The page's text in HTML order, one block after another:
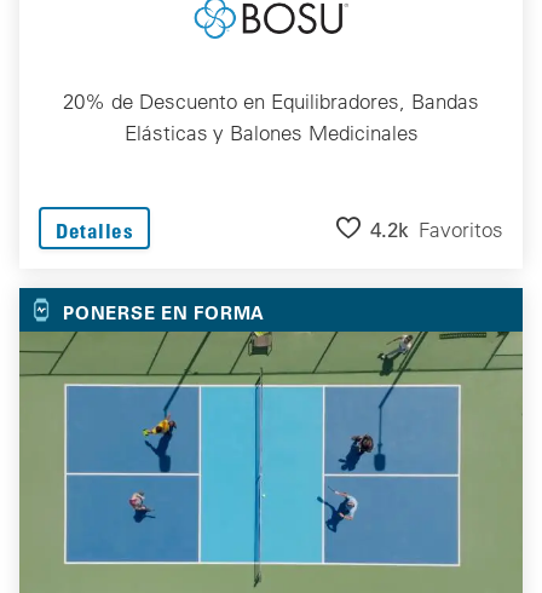
20% de Descuento en Equilibradores, Bandas
Elásticas y Balones Medicinales
Detalles 4.2k Favoritos
PONERSE EN FORMA